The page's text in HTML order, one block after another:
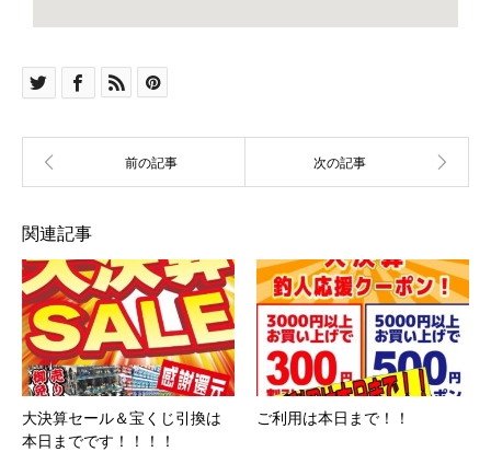
関連記事
大決算セール＆宝くじ引換は
本日までです！！！！
ご利用は本日まで！！